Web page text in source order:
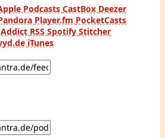
Podcasts CastBox Deezer
Player.fm PocketCasts
RSS Spotify Stitcher
iTunes